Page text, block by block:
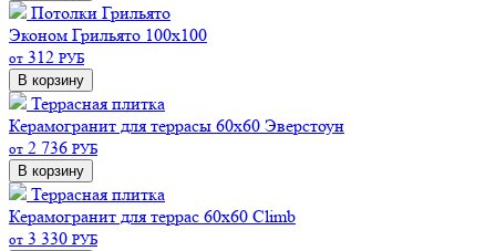
Потолки Грильято
Эконом Грильято 100х100
от 312 РУБ
В корзину
Террасная плитка
Керамогранит для террасы 60х60 Эверстоун
от 2 736 РУБ
В корзину
Террасная плитка
Керамогранит для террас 60х60 Climb
от 3 330 РУБ